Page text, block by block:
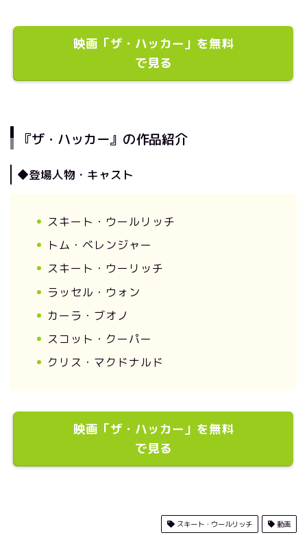
映画「ザ・ハッカー」を無料
で見る
『ザ・ハッカー』の作品紹介
◆登場人物・キャスト
スキート・ウールリッチ
トム・ベレンジャー
スキート・ウーリッチ
ラッセル・ウォン
カーラ・ブオノ
スコット・クーパー
クリス・マクドナルド
映画「ザ・ハッカー」を無料
で見る
スキート・ウールリッチ 動画